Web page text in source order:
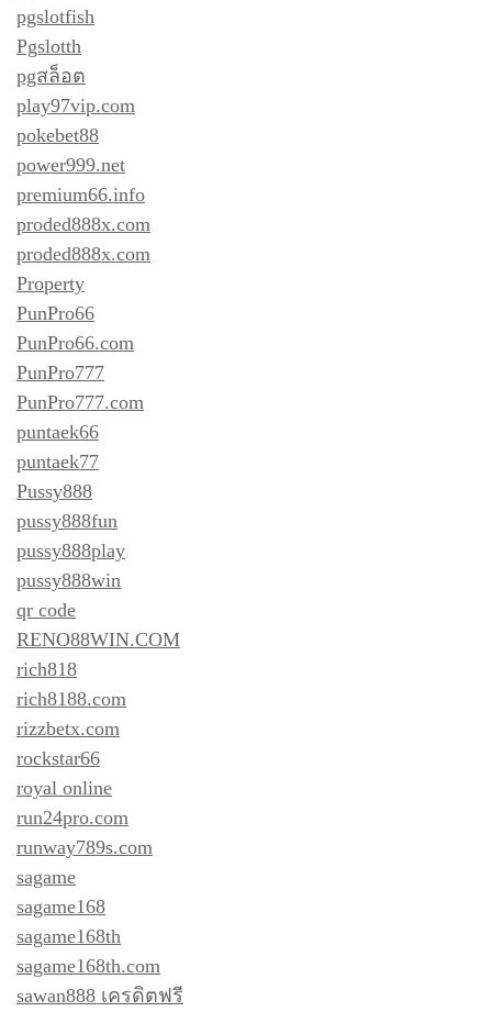
pgslotfish
Pgslotth
pgสล็อต
play97vip.com
pokebet88
power999.net
premium66.info
proded888x.com
proded888x.com
Property
PunPro66
PunPro66.com
PunPro777
PunPro777.com
puntaek66
puntaek77
Pussy888
pussy888fun
pussy888play
pussy888win
qr code
RENO88WIN.COM
rich818
rich8188.com
rizzbetx.com
rockstar66
royal online
run24pro.com
runway789s.com
sagame
sagame168
sagame168th
sagame168th.com
sawan888 เครดิตฟรี